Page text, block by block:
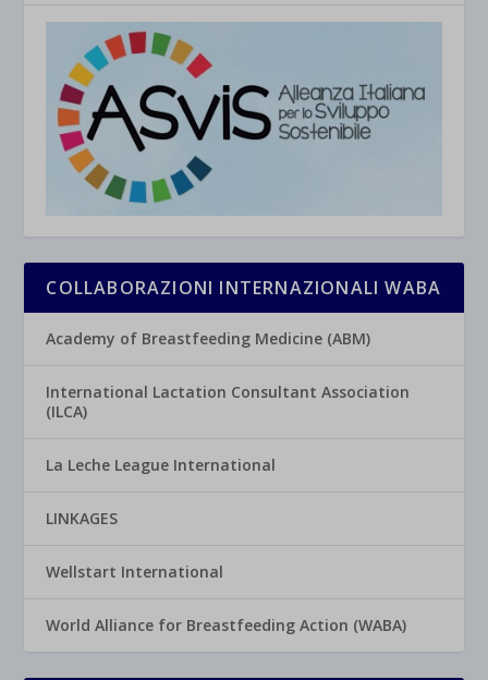
COLLABORAZIONI INTERNAZIONALI WABA
Academy of Breastfeeding Medicine (ABM)
International Lactation Consultant Association
(ILCA)
La Leche League International
LINKAGES
Wellstart International
World Alliance for Breastfeeding Action (WABA)